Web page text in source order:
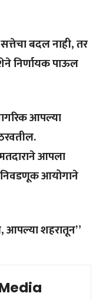
बदल नाही, तर
निर्णायक पाऊल
आपल्या
आपला
आयोगाने
आपल्या शहरातून”